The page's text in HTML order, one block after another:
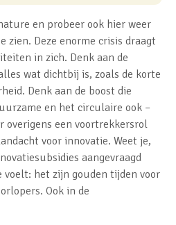
en probeer ook hier weer
zien. Deze enorme crisis draagt
in zich. Denk aan de
wat dichtbij is, zoals de korte
Denk aan de boost die
en het circulaire ook –
overigens een voortrekkersrol
voor innovatie. Weet je,
aangevraagd
voelt: het zijn gouden tijden voor
Ook in de